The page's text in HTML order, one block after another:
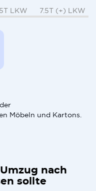
LKW 7.5T (+) LKW
Möbeln und Kartons.
nach
sollte